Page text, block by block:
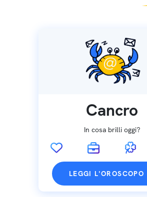
Cancro
In cosa brilli oggi?
LEGGI L'OROSCOPO